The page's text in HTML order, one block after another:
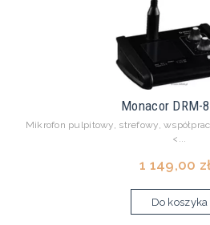
Monacor DRM-
Mikrofon pulpitowy, strefowy,
<...
1 149,00
Do koszyka